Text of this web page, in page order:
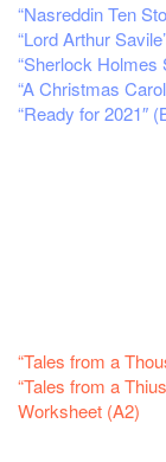
“Nasreddin Ten
“Lord Arthur
“Sherlock Holmes
“A Christmas
“Ready for 2021″
“Tales from a
“Tales from a
Worksheet (A2)